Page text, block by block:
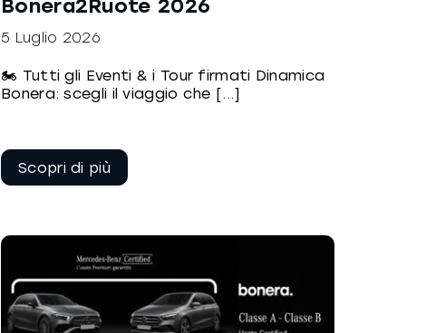
Bonera2Ruote 2026
5 Luglio 2026
🏍️ Tutti gli Eventi & i Tour firmati Dinamica
Bonera: scegli il viaggio che [...]
Continua a
leggere